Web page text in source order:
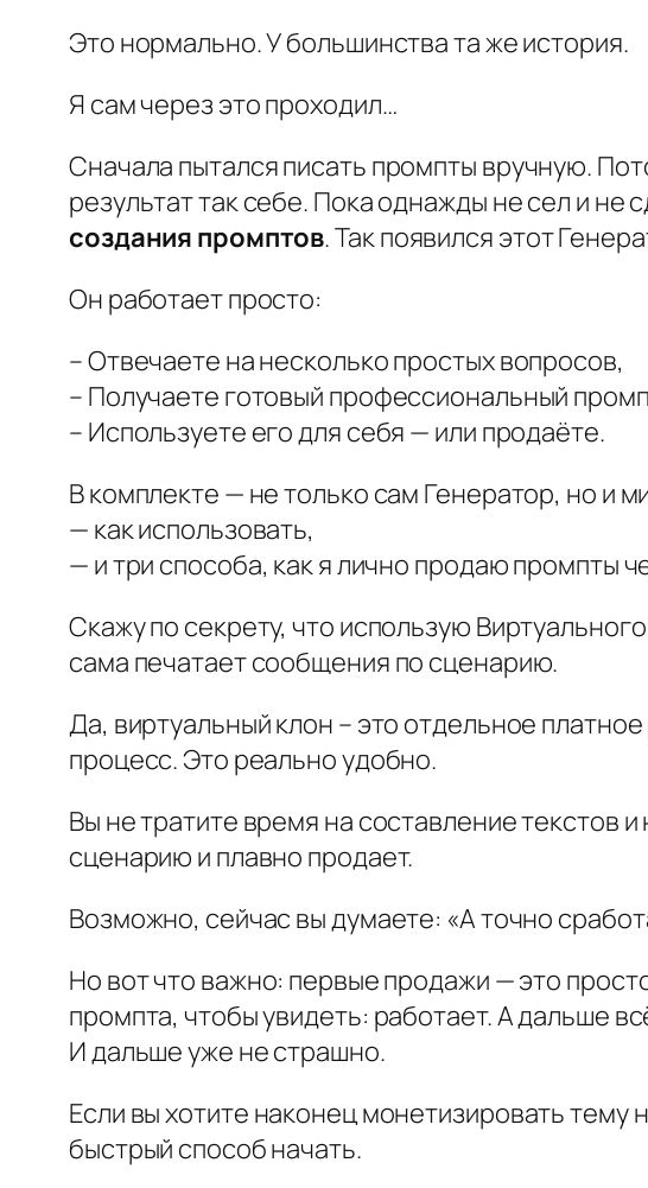
Это нормально. У большинства та же история.
Я сам через это проходил…
Сначала пытался писать промпты вручную.
результат так себе. Пока однажды не сел и не
создания промптов. Так появился этот
Он работает просто:
– Отвечаете на несколько простых вопросов,
– Получаете готовый профессиональный
– Используете его для себя — или продаёте.
В комплекте — не только сам Генератор, но и
— как использовать,
— и три способа, как я лично продаю промпты
Скажу по секрету, что использую
сама печатает сообщения по сценарию.
Да, виртуальный клон – это отдельное
процесс. Это реально удобно.
Вы не тратите время на составление текстов
сценарию и плавно продает.
Возможно, сейчас вы думаете: «А точно
Но вот что важно: первые продажи — это
промпта, чтобы увидеть: работает. А дальше
И дальше уже не страшно.
Если вы хотите наконец монетизировать тему
быстрый способ начать.